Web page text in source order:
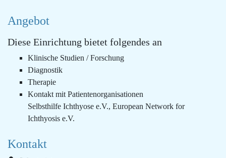
Angebot
Diese Einrichtung bietet folgendes an
Klinische Studien / Forschung
Diagnostik
Therapie
Kontakt mit Patientenorganisationen
Selbsthilfe Ichthyose e.V., European Network for
Ichthyosis e.V.
Kontakt